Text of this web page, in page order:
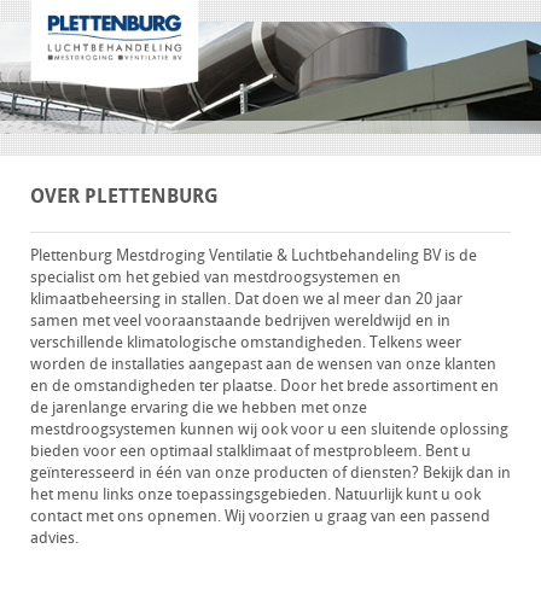
OVER PLETTENBURG
Plettenburg Mestdroging Ventilatie & Luchtbehandeling BV is de
specialist om het gebied van mestdroogsystemen en
klimaatbeheersing in stallen. Dat doen we al meer dan 20 jaar
samen met veel vooraanstaande bedrijven wereldwijd en in
verschillende klimatologische omstandigheden. Telkens weer
worden de installaties aangepast aan de wensen van onze klanten
en de omstandigheden ter plaatse. Door het brede assortiment en
de jarenlange ervaring die we hebben met onze
mestdroogsystemen kunnen wij ook voor u een sluitende oplossing
bieden voor een optimaal stalklimaat of mestprobleem. Bent u
geïnteresseerd in één van onze producten of diensten? Bekijk dan in
het menu links onze toepassingsgebieden. Natuurlijk kunt u ook
contact met ons opnemen. Wij voorzien u graag van een passend
advies.